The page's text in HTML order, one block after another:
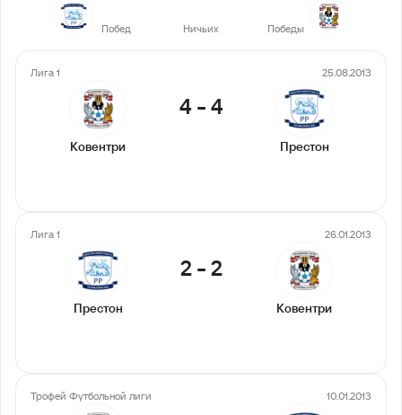
Побед Ничьих Победы
Лига 1 25.08.2013
Ковентри
4 -4
Престон
Лига 1 26.01.2013
Престон
2 -2
Ковентри
Трофей Футбольной лиги 10.01.2013